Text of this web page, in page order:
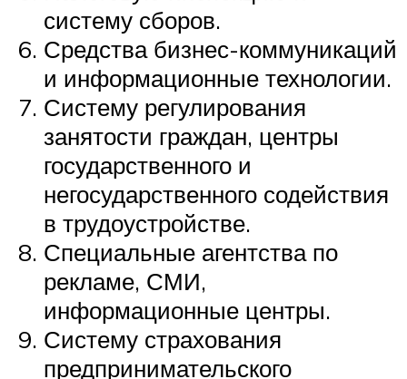
систему сборов.
Средства бизнес-коммуникаций
и информационные технологии.
Систему регулирования
занятости граждан, центры
государственного и
негосударственного содействия
в трудоустройстве.
Специальные агентства по
рекламе, СМИ,
информационные центры.
Систему страхования
предпринимательского